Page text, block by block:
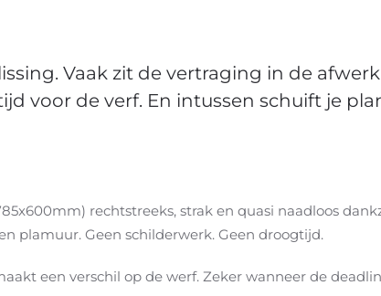
Vaak zit de vertraging in de
voor de verf. En intussen schuift je
rechtstreeks, strak en quasi naadloos
plamuur. Geen schilderwerk. Geen droogtijd.
een verschil op de werf. Zeker wanneer de